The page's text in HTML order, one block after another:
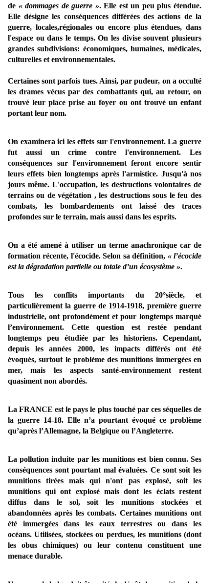
de « dommages de guerre ». Elle est un peu plus étendue.
Elle désigne les conséquences différées des actions de la
guerre, locales,régionales ou encore plus étendues, dans
l'espace ou dans le temps. On les divise souvent plusieurs
grandes subdivisions: économiques, humaines, médicales,
culturelles et environnementales.
Certaines sont parfois tues. Ainsi, par pudeur, on a occulté
les drames vécus par des combattants qui, au retour, on
trouvé leur place prise au foyer ou ont trouvé un enfant
portant leur nom.
On examinera ici les effets sur l'environnement. La guerre
fut aussi un crime contre l'environnement. Les
conséquences sur l'environnement feront encore sentir
leurs effets bien longtemps après l'armistice. Jusqu'à nos
jours même. L'occupation, les destructions volontaires de
terrains ou de végétation , les destructions sous le feu des
combats, les bombardements ont laissé des traces
profondes sur le terrain, mais aussi dans les esprits.
On a été amené à utiliser un terme anachronique car de
formation récente, l'écocide. Selon sa définition, « l’écocide
est la dégradation partielle ou totale d’un écosystème ».
Tous les conflits importants du 20°siècle, et
particulièrement la guerre de 1914-1918, première guerre
industrielle, ont profondément et pour longtemps marqué
l’environnement. Cette question est restée pendant
longtemps peu étudiée par les historiens. Cependant,
depuis les années 2000, les impacts différés ont été
évoqués, surtout le problème des munitions immergées en
mer, mais les aspects santé-environnement restent
quasiment non abordés.
La FRANCE est le pays le plus touché par ces séquelles de
la guerre 14-18. Elle n’a pourtant évoqué ce problème
qu’après l’Allemagne, la Belgique ou l’Angleterre.
La pollution induite par les munitions est bien connu. Ses
conséquences sont pourtant mal évaluées. Ce sont soit les
munitions tirées mais qui n'ont pas explosé, soit les
munitions qui ont explosé mais dont les éclats restent
diffus dans le sol, soit les munitions stockées et
abandonnées après les combats. Certaines munitions ont
été immergées dans les eaux terrestres ou dans les
océans.Utilisées, stockées ou perdues, les munitions (dont
les obus chimiques) ou leur contenu constituent une
menace durable.